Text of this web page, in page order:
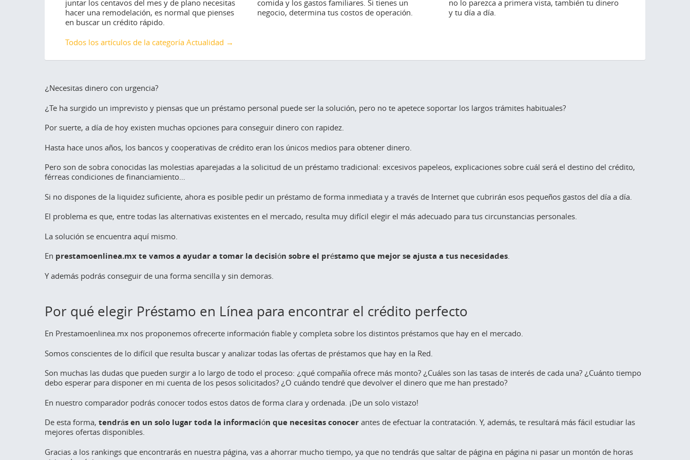
juntar los centavos del mes y de plano necesitas
hacer una remodelación, es normal que pienses
en buscar un crédito rápido.
comida y los gastos familiares. Si tienes un
negocio, determina tus costos de operación.
no lo parezca a primera vista, también tu dinero
y tu día a día.
Todos los artículos de la categoría Actualidad →
pago del coche, una urgencia médica o incluso
los gastos del regreso a clases.
falta de ingresos fijos y a la dificultad de acceder
a financiamiento. A diferencia de quienes tienen
Todos los artículos de la categoría Ahorro e inversión →
personal que aparece de repente o la sensación
constante de no llegar a fin de mes.
desordenan o porque, simplemente, la vida
aprieta. Y en ese momento, el crédito aparece
simplemente no alcanza.
Todos los artículos de la categoría Consejos financieros →
¿Necesitas dinero con urgencia?
¿Te ha surgido un imprevisto y piensas que un préstamo personal puede ser la solución, pero no te apetece soportar los largos trámites habituales?
Por suerte, a día de hoy existen muchas opciones para conseguir dinero con rapidez.
Hasta hace unos años, los bancos y cooperativas de crédito eran los únicos medios para obtener dinero.
Pero son de sobra conocidas las molestias aparejadas a la solicitud de un préstamo tradicional: excesivos papeleos, explicaciones sobre cuál será el destino del crédito,
férreas condiciones de financiamiento…
Si no dispones de la liquidez suficiente, ahora es posible pedir un préstamo de forma inmediata y a través de Internet que cubrirán esos pequeños gastos del día a día.
El problema es que, entre todas las alternativas existentes en el mercado, resulta muy difícil elegir el más adecuado para tus circunstancias personales.
La solución se encuentra aquí mismo.
En prestamoenlinea.mx te vamos a ayudar a tomar la decisión sobre el préstamo que mejor se ajusta a tus necesidades.
Y además podrás conseguir de una forma sencilla y sin demoras.
Por qué elegir Préstamo en Línea para encontrar el crédito perfecto
En Prestamoenlinea.mx nos proponemos ofrecerte información fiable y completa sobre los distintos préstamos que hay en el mercado.
Somos conscientes de lo difícil que resulta buscar y analizar todas las ofertas de préstamos que hay en la Red.
Son muchas las dudas que pueden surgir a lo largo de todo el proceso: ¿qué compañía ofrece más monto? ¿Cuáles son las tasas de interés de cada una? ¿Cuánto tiempo
debo esperar para disponer en mi cuenta de los pesos solicitados? ¿O cuándo tendré que devolver el dinero que me han prestado?
En nuestro comparador podrás conocer todos estos datos de forma clara y ordenada. ¡De un solo vistazo!
De esta forma, tendrás en un solo lugar toda la información que necesitas conocer antes de efectuar la contratación. Y, además, te resultará más fácil estudiar las
mejores ofertas disponibles.
Gracias a los rankings que encontrarás en nuestra página, vas a ahorrar mucho tiempo, ya que no tendrás que saltar de página en página ni pasar un montón de horas